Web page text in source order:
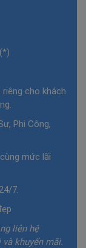
riêng cho khách
Phi Công,
mức lãi
7.
liên hệ
khuyến mãi.